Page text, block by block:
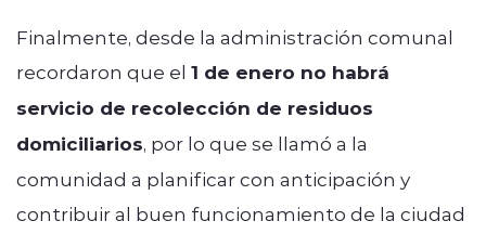
Finalmente, desde la administración comunal
recordaron que el 1 de enero no habrá
servicio de recolección de residuos
domiciliarios, por lo que se llamó a la
comunidad a planificar con anticipación y
contribuir al buen funcionamiento de la ciudad